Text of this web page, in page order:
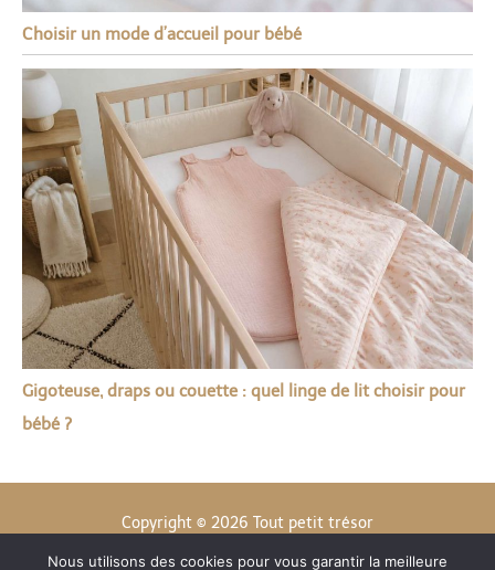
Choisir un mode d’accueil pour bébé
Gigoteuse, draps ou couette : quel linge de lit choisir pour
bébé ?
Copyright © 2026 Tout petit trésor
Contact
Nous utilisons des cookies pour vous garantir la meilleure